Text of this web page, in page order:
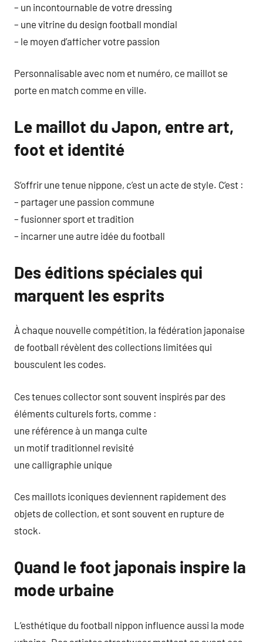
– un incontournable de votre dressing
– une vitrine du design football mondial
– le moyen d’afficher votre passion
Personnalisable avec nom et numéro, ce maillot se
porte en match comme en ville.
Le maillot du Japon, entre art,
foot et identité
S’offrir une tenue nippone, c’est un acte de style. C’est :
– partager une passion commune
– fusionner sport et tradition
– incarner une autre idée du football
Des éditions spéciales qui
marquent les esprits
À chaque nouvelle compétition, la fédération japonaise
de football révèlent des collections limitées qui
bousculent les codes.
Ces tenues collector sont souvent inspirés par des
éléments culturels forts, comme :
une référence à un manga culte
un motif traditionnel revisité
une calligraphie unique
Ces maillots iconiques deviennent rapidement des
objets de collection, et sont souvent en rupture de
stock.
Quand le foot japonais inspire la
mode urbaine
L’esthétique du football nippon influence aussi la mode